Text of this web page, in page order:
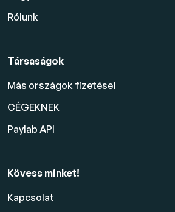
Rólunk
Társaságok
Más országok fizetései
CÉGEKNEK
Paylab API
Kövess minket!
Kapcsolat